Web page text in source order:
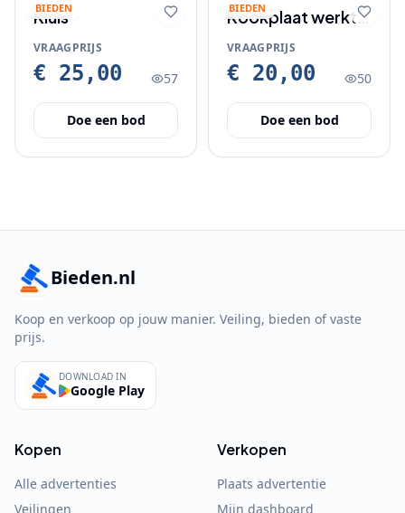
BIEDEN
Kluis
VRAAGPRIJS
€ 25,00 57
Doe een bod
BIEDEN
Kookplaat werkt
perfect
VRAAGPRIJS
€ 20,00 50
Doe een bod
Bieden.nl
Koop en verkoop op jouw manier. Veiling, bieden of vaste
prijs.
DOWNLOAD IN
Google Play
Kopen
Alle advertenties
Veilingen
Verkopen
Plaats advertentie
Mijn dashboard